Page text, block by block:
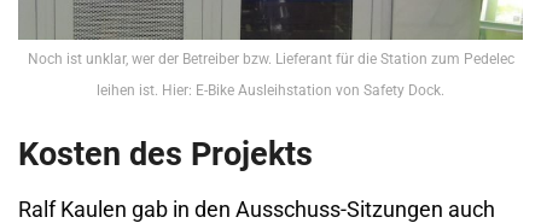
Noch ist unklar, wer der Betreiber bzw. Lieferant für die Station zum Pedelec
leihen ist. Hier: E-Bike Ausleihstation von Safety Dock.
Kosten des Projekts
Ralf Kaulen gab in den Ausschuss-Sitzungen auch